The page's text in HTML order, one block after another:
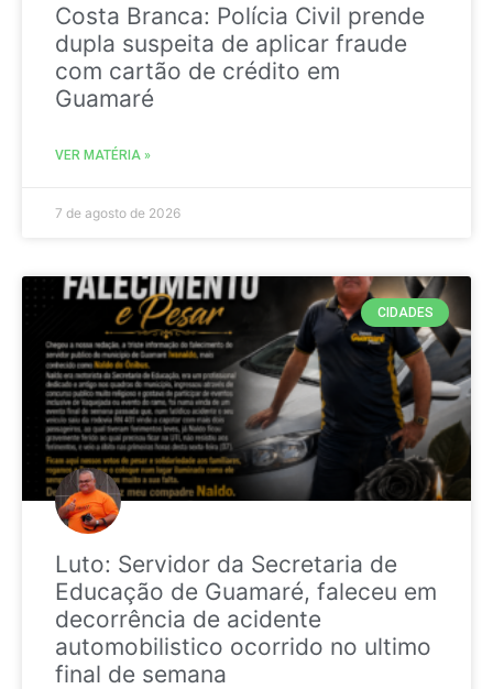
Costa Branca: Polícia Civil prende
dupla suspeita de aplicar fraude
com cartão de crédito em
Guamaré
VER MATÉRIA »
7 de agosto de 2026
CIDADES
Luto: Servidor da Secretaria de
Educação de Guamaré, faleceu em
decorrência de acidente
automobilistico ocorrido no ultimo
final de semana